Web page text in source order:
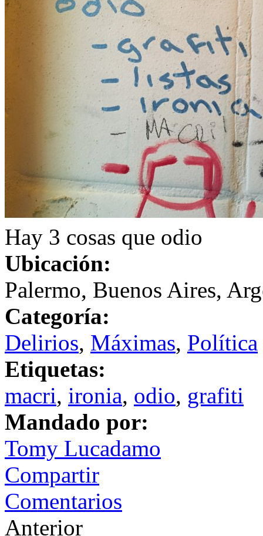
Hay 3 cosas que odio
Ubicación:
Palermo, Buenos Aires,
Categoría:
Delirios, Máximas, Política
Etiquetas:
macri, ironia, odio, grafiti
Mandado por:
Tomy Lucadamo
Compartir
Comentarios
Anterior